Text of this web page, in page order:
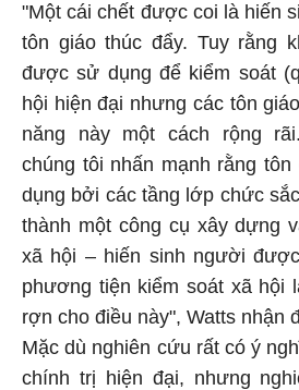
"Một cái chết được coi là hiến
tôn giáo thúc đẩy. Tuy rằng
được sử dụng để kiểm soát
hội hiện đại nhưng các tôn
năng này một cách rộng
chúng tôi nhấn mạnh rằng
dụng bởi các tầng lớp chức
thành một công cụ xây dựng
xã hội – hiến sinh người
phương tiện kiểm soát xã hội
rợn cho điều này", Watts nhận
Mặc dù nghiên cứu rất có ý
chính trị hiện đại, nhưng